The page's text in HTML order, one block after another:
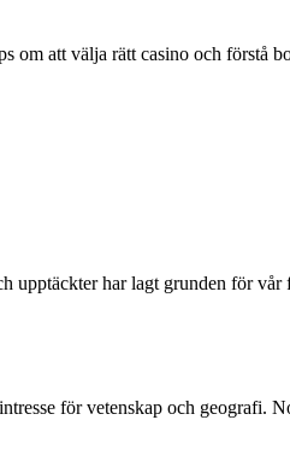
om att välja rätt casino och förstå
upptäckter har lagt grunden för vår
för vetenskap och geografi.